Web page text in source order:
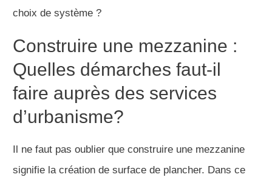
choix de système ?
Construire une mezzanine :
Quelles démarches faut-il
faire auprès des services
d’urbanisme?
Il ne faut pas oublier que construire une mezzanine
signifie la création de surface de plancher. Dans ce